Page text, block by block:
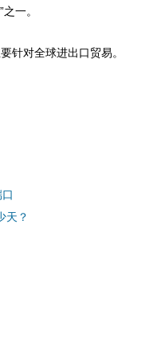
一。
针对全球进出口贸易。
天？